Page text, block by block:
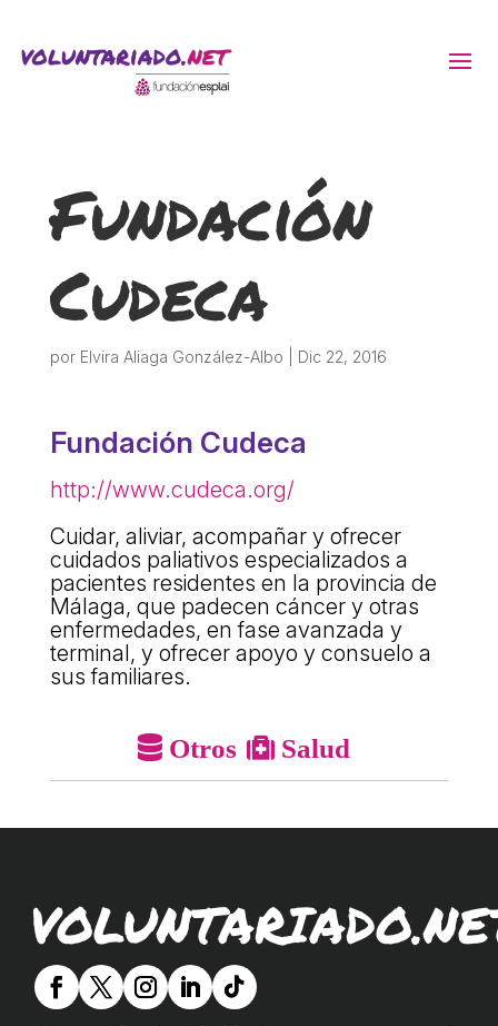
Fundación
Cudeca
por Elvira Aliaga González-Albo Dic 22, 2016
Fundación Cudeca
http://www.cudeca.org/
Cuidar, aliviar, acompañar y ofrecer
cuidados paliativos especializados a
pacientes residentes en la provincia de
Málaga, que padecen cáncer y otras
enfermedades, en fase avanzada y
terminal, y ofrecer apoyo y consuelo a
sus familiares.
Otros Salud
MÓN ESCOLAR
ALBERG CENTRE ESPLAI
FORMACIÓ
CASES DE COLÒNIES
ACCIÓ SOCIAL I JOVES
ESPLAIS
SUPORT TERCER SECTOR
CONEIX FUNDESPLAI
La Fundació